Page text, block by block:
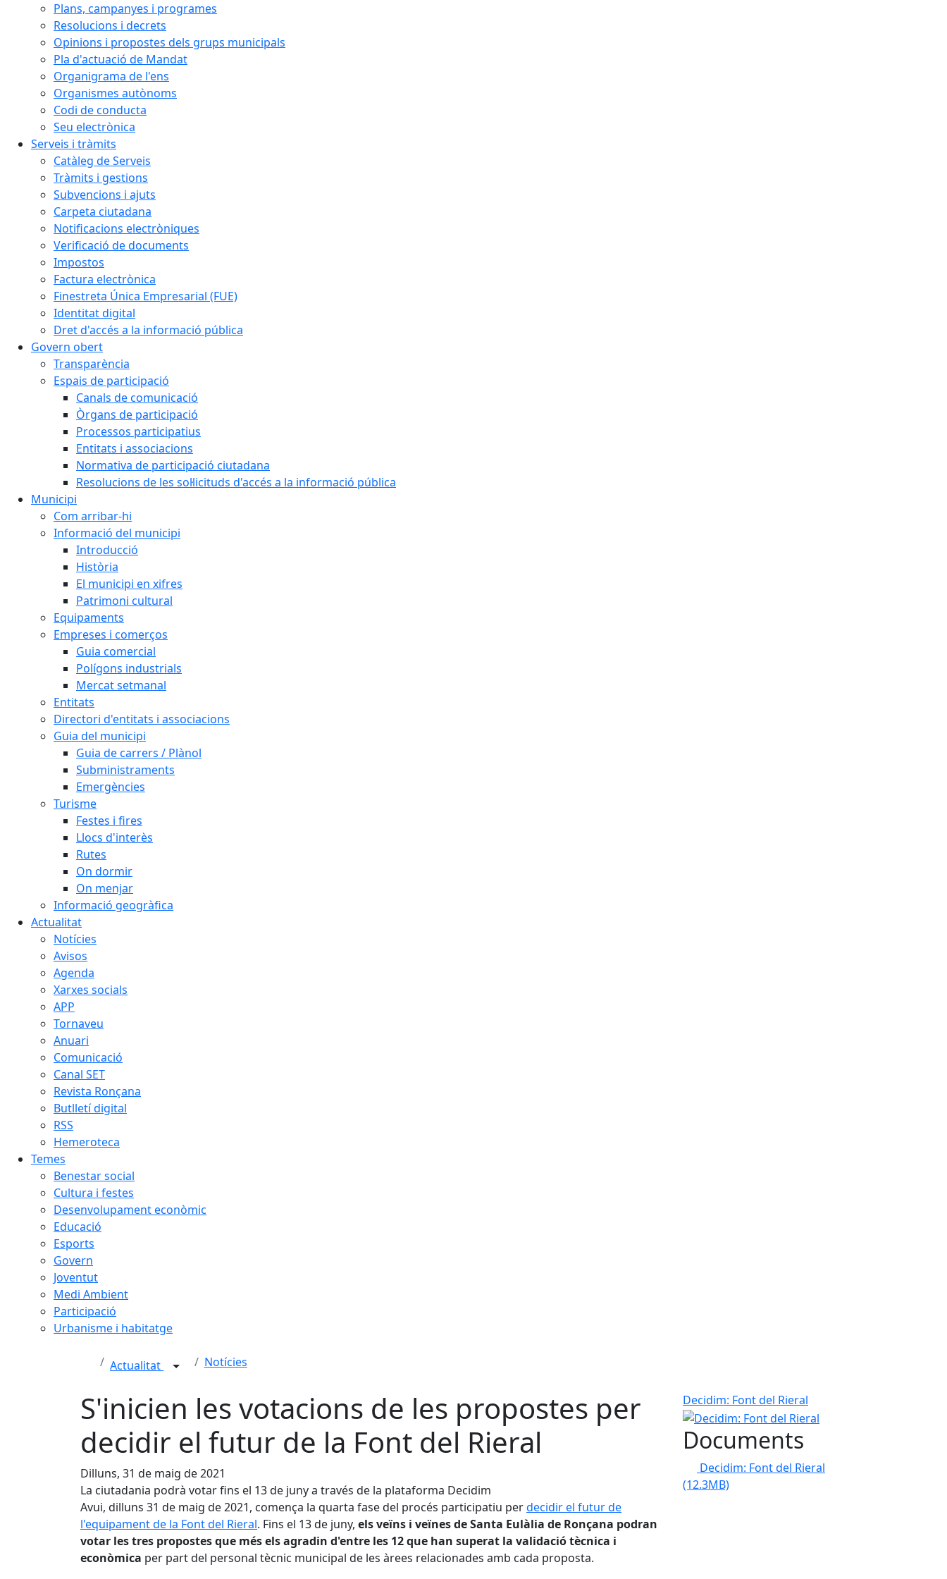
Plans, campanyes i programes
Resolucions i decrets
Opinions i propostes dels grups municipals
Pla d'actuació de Mandat
Organigrama de l'ens
Organismes autònoms
Codi de conducta
Seu electrònica
Serveis i tràmits
Catàleg de Serveis
Tràmits i gestions
Subvencions i ajuts
Carpeta ciutadana
Notificacions electròniques
Verificació de documents
Impostos
Factura electrònica
Finestreta Única Empresarial (FUE)
Identitat digital
Dret d'accés a la informació pública
Govern obert
Transparència
Espais de participació
Canals de comunicació
Òrgans de participació
Processos participatius
Entitats i associacions
Normativa de participació ciutadana
Resolucions de les sol·licituds d'accés a la informació pública
Municipi
Com arribar-hi
Informació del municipi
Introducció
Història
El municipi en xifres
Patrimoni cultural
Equipaments
Empreses i comerços
Guia comercial
Polígons industrials
Mercat setmanal
Entitats
Directori d'entitats i associacions
Guia del municipi
Guia de carrers / Plànol
Subministraments
Emergències
Turisme
Festes i fires
Llocs d'interès
Rutes
On dormir
On menjar
Informació geogràfica
Actualitat
Notícies
Avisos
Agenda
Xarxes socials
APP
Tornaveu
Anuari
Comunicació
Canal SET
Revista Ronçana
Butlletí digital
RSS
Hemeroteca
Temes
Benestar social
Cultura i festes
Desenvolupament econòmic
Educació
Esports
Govern
Joventut
Medi Ambient
Participació
Urbanisme i habitatge
Actualitat Notícies
S'inicien les votacions de les propostes per
decidir el futur de la Font del Rieral
Dilluns, 31 de maig de 2021
La ciutadania podrà votar fins el 13 de juny a través de la plataforma Decidim
Avui, dilluns 31 de maig de 2021, comença la quarta fase del procés participatiu perdecidir el futur de
l'equipament de la Font del Rieral. Fins el 13 de juny, els veïns i veïnes de Santa Eulàlia de Ronçana podran
votar les tres propostes que més els agradin d'entre les 12 que han superat la validació tècnica i
econòmica per part del personal tècnic municipal de les àrees relacionades amb cada proposta.
Decidim: Font del Rieral
Documents
Decidim: Font del Rieral
(12.3MB)